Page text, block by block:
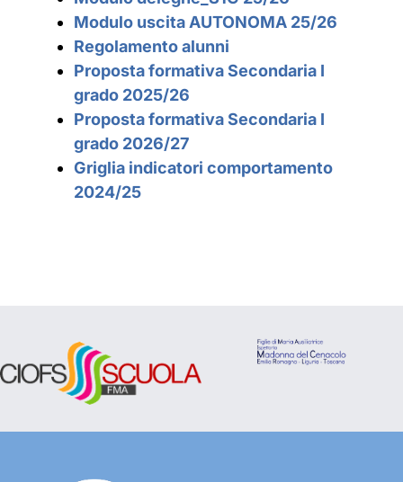
Modulo uscita AUTONOMA 25/26
Regolamento alunni
Proposta formativa Secondaria I
grado 2025/26
Proposta formativa Secondaria I
grado 2026/27
Griglia indicatori comportamento
2024/25